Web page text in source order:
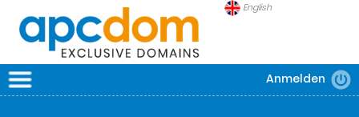
English
Anmelden